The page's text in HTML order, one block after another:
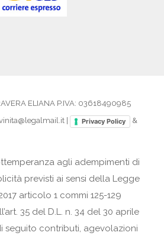
ELIANA P.IVA: 03618490985
|
Privacy Policy &
agli adempimenti di
previsti ai sensi della Legge
articolo 1 commi 125-129
35 del D.L. n. 34 del 30 aprile
seguito contributi, agevolazioni